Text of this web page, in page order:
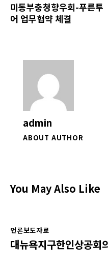
미동부충청향우회-푸른투
어 업무협약 체결
admin
ABOUT AUTHOR
You May Also Like
언론보도자료
대뉴욕지구한인상공회